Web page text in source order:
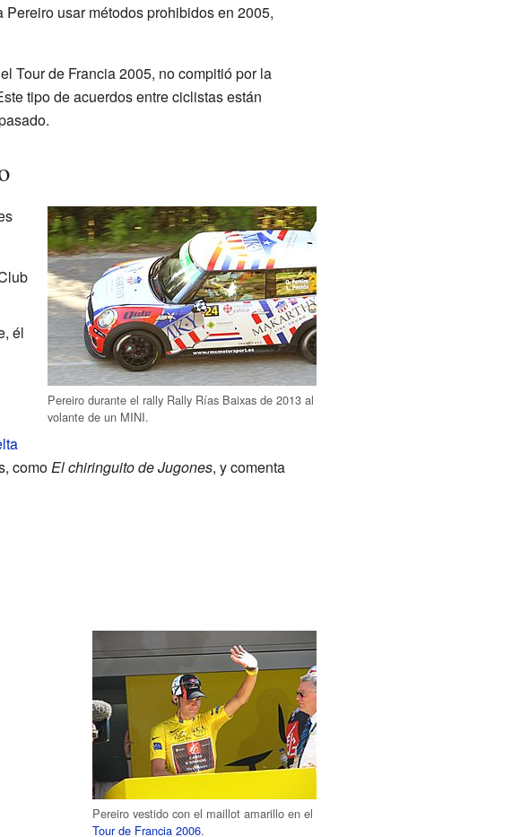
usar métodos prohibidos en 2005,
Tour de Francia 2005, no compitió por la
tipo de acuerdos entre ciclistas están
Pereiro durante el rally Rally Rías Baixas de 2013 al
volante de un MINI.
él
comoEl chiringuito de Jugones, y comenta
Pereiro vestido con el maillot amarillo en el
Tour de Francia 2006.